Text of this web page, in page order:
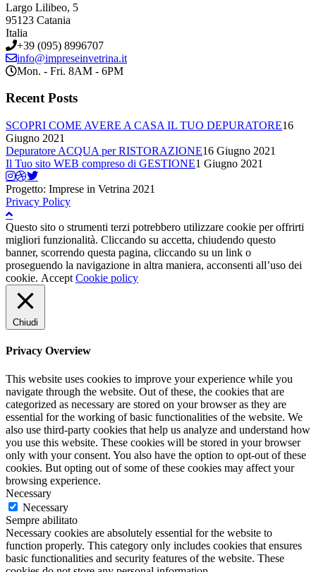
Largo Lilibeo, 5
95123 Catania
Italia
+39 (095) 8996707
info@impreseinvetrina.it
Mon. - Fri. 8AM - 6PM
Recent Posts
SCOPRI COME AVERE A CASA IL TUO DEPURATORE16
Giugno 2021
Depuratore ACQUA per RISTORAZIONE16 Giugno 2021
Il Tuo sito WEB compreso di GESTIONE1 Giugno 2021
Progetto: Imprese in Vetrina 2021
Privacy Policy
Questo sito o strumenti terzi potrebbero utilizzare cookie per offrirti
migliori funzionalità. Cliccando su accetta, chiudendo questo
banner, scorrendo questa pagina, cliccando su un link o
proseguendo la navigazione in altra maniera, acconsenti all’uso dei
cookie. Accept Cookie policy
Chiudi
Privacy Overview
This website uses cookies to improve your experience while you
navigate through the website. Out of these, the cookies that are
categorized as necessary are stored on your browser as they are
essential for the working of basic functionalities of the website. We
also use third-party cookies that help us analyze and understand how
you use this website. These cookies will be stored in your browser
only with your consent. You also have the option to opt-out of these
cookies. But opting out of some of these cookies may affect your
browsing experience.
Necessary
Necessary
Sempre abilitato
Necessary cookies are absolutely essential for the website to
function properly. This category only includes cookies that ensures
basic functionalities and security features of the website. These